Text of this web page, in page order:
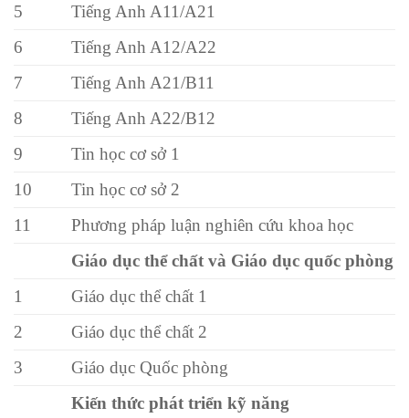
5
Tiếng Anh A11/A21
6
Tiếng Anh A12/A22
7
Tiếng Anh A21/B11
8
Tiếng Anh A22/B12
9
Tin học cơ sở 1
10
Tin học cơ sở 2
11
Phương pháp luận nghiên cứu khoa học
Giáo dục thể chất và Giáo dục quốc phòng
1
Giáo dục thể chất 1
2
Giáo dục thể chất 2
3
Giáo dục Quốc phòng
Kiến thức phát triển kỹ năng